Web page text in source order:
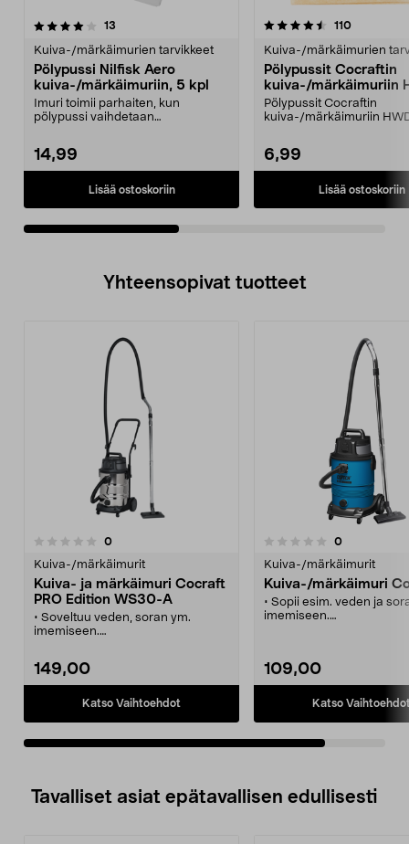
13
Kuiva-/märkäimurien tarvikkeet
Pölypussi Nilfisk Aero
kuiva-/märkäimuriin, 5 kpl
Imuri toimii parhaiten, kun
pölypussi vaihdetaan
14,99
Lisää ostoskoriin
4.5viidestä
110arvostelut
Kuiva-/märkäimurien
Pölypussit Cocraftin
kuiva-/märkäimuriin
30S
Pölypussit Cocraftin
kuiva-/märkäimuriin
6,99
Lisää ostoskoriin
0.0 viidestä
Yhteensopivat tuotteet
0arvostelut
Kuiva-/märkäimurit
Kuiva- ja märkäimuri Cocraft
PRO Edition WS30-A
• Soveltuu veden, soran ym.
imemiseen.
• Helppo liikutella suurten pyörien
ja kahvan ansiosta.
• Mukana kaksi erilaista suodatinta
149,00
Katso Vaihtoehdot
0.0 viidestä
0arvostelut
Kuiva-/märkäimurit
Kuiva-/märkäimuri
• Sopii esim. veden ja
imemiseen.
• Suuret ja vakaat pyörät.
• Mukana 2 erilaista
• 5 vuoden takuu.
109,00
Katso
Tavalliset asiat epätavallisen edullisesti